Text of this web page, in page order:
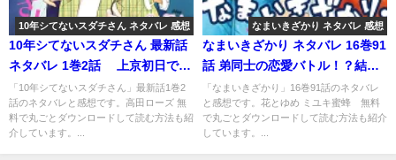
10年シてないスダチさん ネタバレ 感想
10年シてないスダチさん 最新話
ネタバレ 1巻2話 上京初日で青
春を取り戻す！？
「10年シてないスダチさん」最新話1巻2
話のネタバレと感想です。高田ローズ 無
料で丸ごとダウンロードして読む方法も紹
介しています。...
なまいきざかり ネタバレ 感想
なまいきざかり ネタバレ 16巻91
話 弟同士の恋愛バトル！？結末
やいかに！
「なまいきざかり」16巻91話のネタバレ
と感想です。花とゆめ ミユキ蜜蜂 無料
で丸ごとダウンロードして読む方法も紹介
しています。...